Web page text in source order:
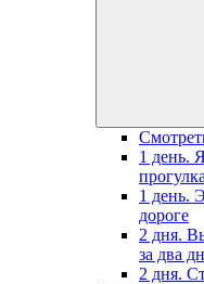
1 день.
1 день.
дороге
2 дня.
за два
2 дня.